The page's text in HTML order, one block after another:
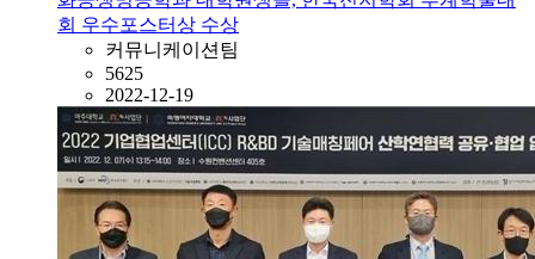
회 우수포스터상 수상
커뮤니케이션팀
5625
2022-12-19